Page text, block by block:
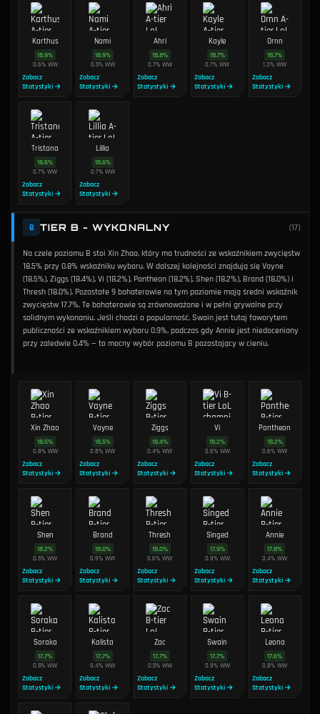
Karthus
18.9%
0.6% WW
Zobacz
Statystyki →
Nami
18.9%
0.5% WW
Zobacz
Statystyki →
Ahri
18.8%
0.7% WW
Zobacz
Statystyki →
Kayle
18.7%
0.7%WW
Zobacz
Statystyki →
Ornn
18.7%
1.3%WW
Zobacz
Statystyki →
Tristana
18.6%
0.7%WW
Zobacz
Statystyki →
Lillia
18.6%
0.7% WW
Zobacz
Statystyki →
B TIER B - WYKONALNY (17)
Na czele poziomu B stoi Xin Zhao, który ma trudności ze wskaźnikiem zwycięstw
18.5% przy 0.8% wskaźniku wyboru. W dalszej kolejności znajdują się Vayne
(18.5%), Ziggs (18.4%), Vi (18.2%), Pantheon (18.2%), Shen (18.2%), Brand (18.0%) i
Thresh (18.0%). Pozostałe 9 bohaterowie na tym poziomie mają średni wskaźnik
zwycięstw 17.7%. Te bohaterowie są zrównoważone i w pełni grywalne przy
solidnym wykonaniu. Jeśli chodzi o popularność, Swain jest tutaj faworytem
publiczności ze wskaźnikiem wyboru 0.9%, podczas gdy Annie jest niedoceniany
przy zaledwie 0.4% — to mocny wybór poziomu B pozostający w cieniu.
Xin Zhao
18.5%
0.8% WW
Zobacz
Statystyki →
Vayne
18.5%
0.8%WW
Zobacz
Statystyki →
Ziggs
18.4%
0.4%WW
Zobacz
Statystyki →
Vi
18.2%
0.6% WW
Zobacz
Statystyki →
Pantheon
18.2%
0.6%WW
Zobacz
Statystyki →
Shen
18.2%
0.5%WW
Zobacz
Statystyki →
Brand
18.0%
0.9%WW
Zobacz
Statystyki →
Thresh
18.0%
0.6%WW
Zobacz
Statystyki →
Singed
17.9%
0.9% WW
Zobacz
Statystyki →
Annie
17.8%
0.4%WW
Zobacz
Statystyki →
Soraka
17.7%
0.5%WW
Zobacz
Statystyki →
Kalista
17.7%
0.4%WW
Zobacz
Statystyki →
Zac
17.7%
0.5% WW
Zobacz
Statystyki →
Swain
17.7%
0.9% WW
Zobacz
Statystyki →
Leona
17.6%
0.8%WW
Zobacz
Statystyki →